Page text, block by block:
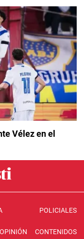
Vélez en el
POLICIALES
OPINIÓN CONTENIDOS